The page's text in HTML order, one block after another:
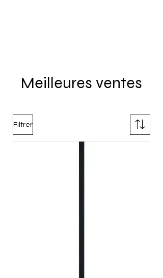
Meilleures ventes
Filtrer